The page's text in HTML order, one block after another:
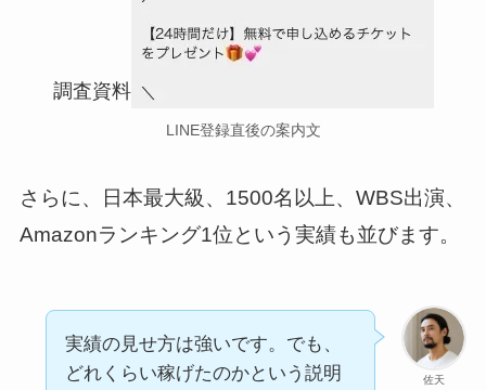
LINE登録直後の案内文
さらに、日本最大級、1500名以上、WBS出演、
Amazonランキング1位という実績も並びます。
佐天
実績の見せ方は強いです。でも、
どれくらい稼げたのかという説明